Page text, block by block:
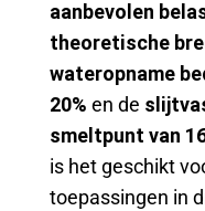
aanbevolen
theoretische
wateropname
20% en de
smeltpunt van
is het geschikt
toepassingen in